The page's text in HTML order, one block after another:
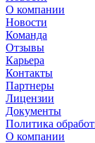
О компании
Новости
Команда
Отзывы
Карьера
Контакты
Партнеры
Лицензии
Документы
Политика
О компании